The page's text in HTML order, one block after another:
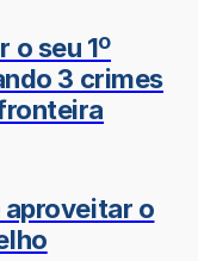
o seu 1º
3 crimes
aproveitar o